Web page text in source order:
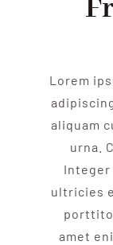
Lorem
aliquam
urna.
ultricies
amet